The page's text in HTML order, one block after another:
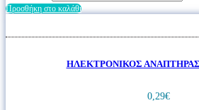
Προσθήκη στο καλάθι
ΗΛΕΚΤΡΟΝΙΚΟΣ ΑΝΑΠΤΗΡΑΣ
0,29€